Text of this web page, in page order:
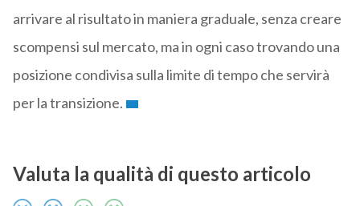
arrivare al risultato in maniera graduale, senza creare
scompensi sul mercato, ma in ogni caso trovando una
posizione condivisa sulla limite di tempo che servirà
per la transizione.
Valuta la qualità di questo articolo